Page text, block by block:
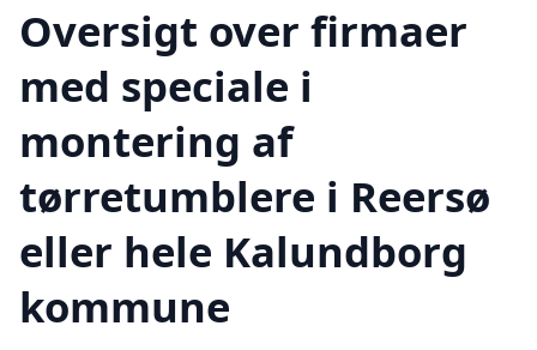
Oversigt over firmaer
med speciale i
montering af
tørretumblere i Reersø
eller hele Kalundborg
kommune